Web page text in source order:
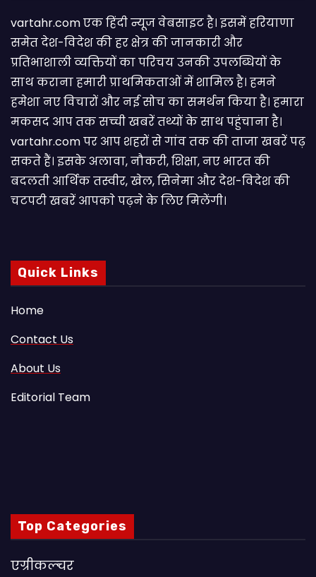
vartahr.com एक हिंदी न्यूज वेबसाइट है। इसमें हरियाणा
समेत देश-विदेश की हर क्षेत्र की जानकारी और
प्रतिभाशाली व्यक्तियों का परिचय उनकी उपलब्धियों के
साथ कराना हमारी प्राथमिकताओं में शामिल है। हमने
हमेशा नए विचारों और नई सोच का समर्थन किया है। हमारा
मकसद आप तक सच्ची खबरें तथ्यों के साथ पहुंचाना है।
vartahr.com पर आप शहरों से गांव तक की ताजा खबरें पढ़
सकते हैं। इसके अलावा, नौकरी, शिक्षा, नए भारत की
बदलती आर्थिक तस्वीर, खेल, सिनेमा और देश-विदेश की
चटपटी खबरें आपकाे पढ़ने के लिए मिलेंगी।
Quick Links
Home
Contact Us
About Us
Editorial Team
Top Categories
एग्रीकल्चर